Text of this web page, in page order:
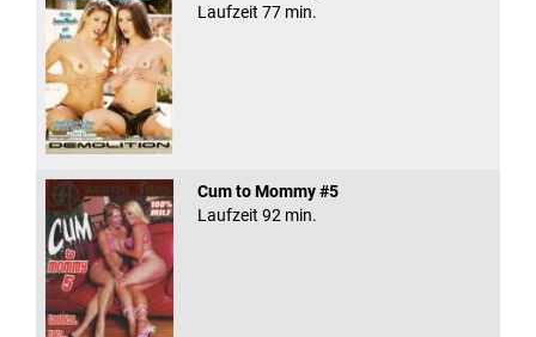
Laufzeit 77 min.
Cum to Mommy #5
Laufzeit 92 min.